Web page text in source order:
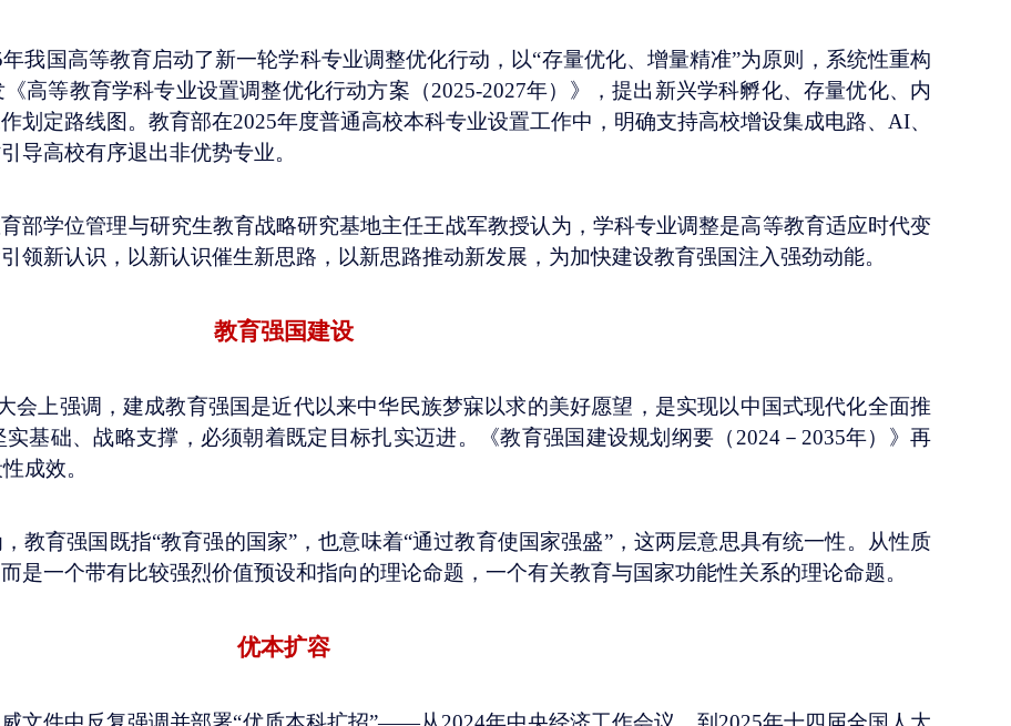
年我国高等教育启动了新一轮学科专业调整优化行动，以“存量优化、增量精准”为原则，系统性重构
高等教育学科专业设置调整优化行动方案（2025-2027年）》，提出新兴学科孵化、存量优化、内
划定路线图。教育部在2025年度普通高校本科专业设置工作中，明确支持高校增设集成电路、AI、
导高校有序退出非优势专业。
部学位管理与研究生教育战略研究基地主任王战军教授认为，学科专业调整是高等教育适应时代变
领新认识，以新认识催生新思路，以新思路推动新发展，为加快建设教育强国注入强劲动能。
教育强国建设
会上强调，建成教育强国是近代以来中华民族梦寐以求的美好愿望，是实现以中国式现代化全面推
基础、战略支撑，必须朝着既定目标扎实迈进。《教育强国建设规划纲要（2024－2035年）》再
成效。
教育强国既指“教育强的国家”，也意味着“通过教育使国家强盛”，这两层意思具有统一性。从性质
是一个带有比较强烈价值预设和指向的理论命题，一个有关教育与国家功能性关系的理论命题。
优本扩容